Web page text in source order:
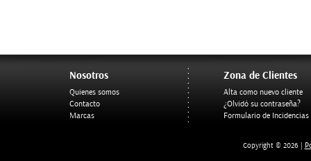
Nosotros
Quienes somos
Contacto
Marcas
Zona de Clientes
Alta como nuevo cliente
¿Olvidó su contraseña?
Formulario de Incidencias
Copyright © 2026 |